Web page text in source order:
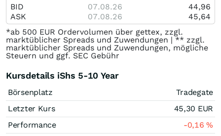
BID 07.08.26
44,96
ASK
07.08.26
45,64
*ab 500 EUR Ordervolumen über gettex, zzgl.
marktüblicher Spreads und Zuwendungen | ** zzgl.
marktüblicher Spreads und Zuwendungen, mögliche
Steuern und ggf. SEC Gebühr
Kursdetails iShs 5-10 Year
Börsenplatz
Tradegate
Letzter Kurs
45,30 EUR
Performance
-0,16%